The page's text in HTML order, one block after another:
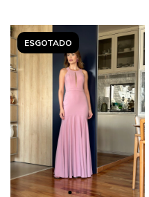
ESGOTADO